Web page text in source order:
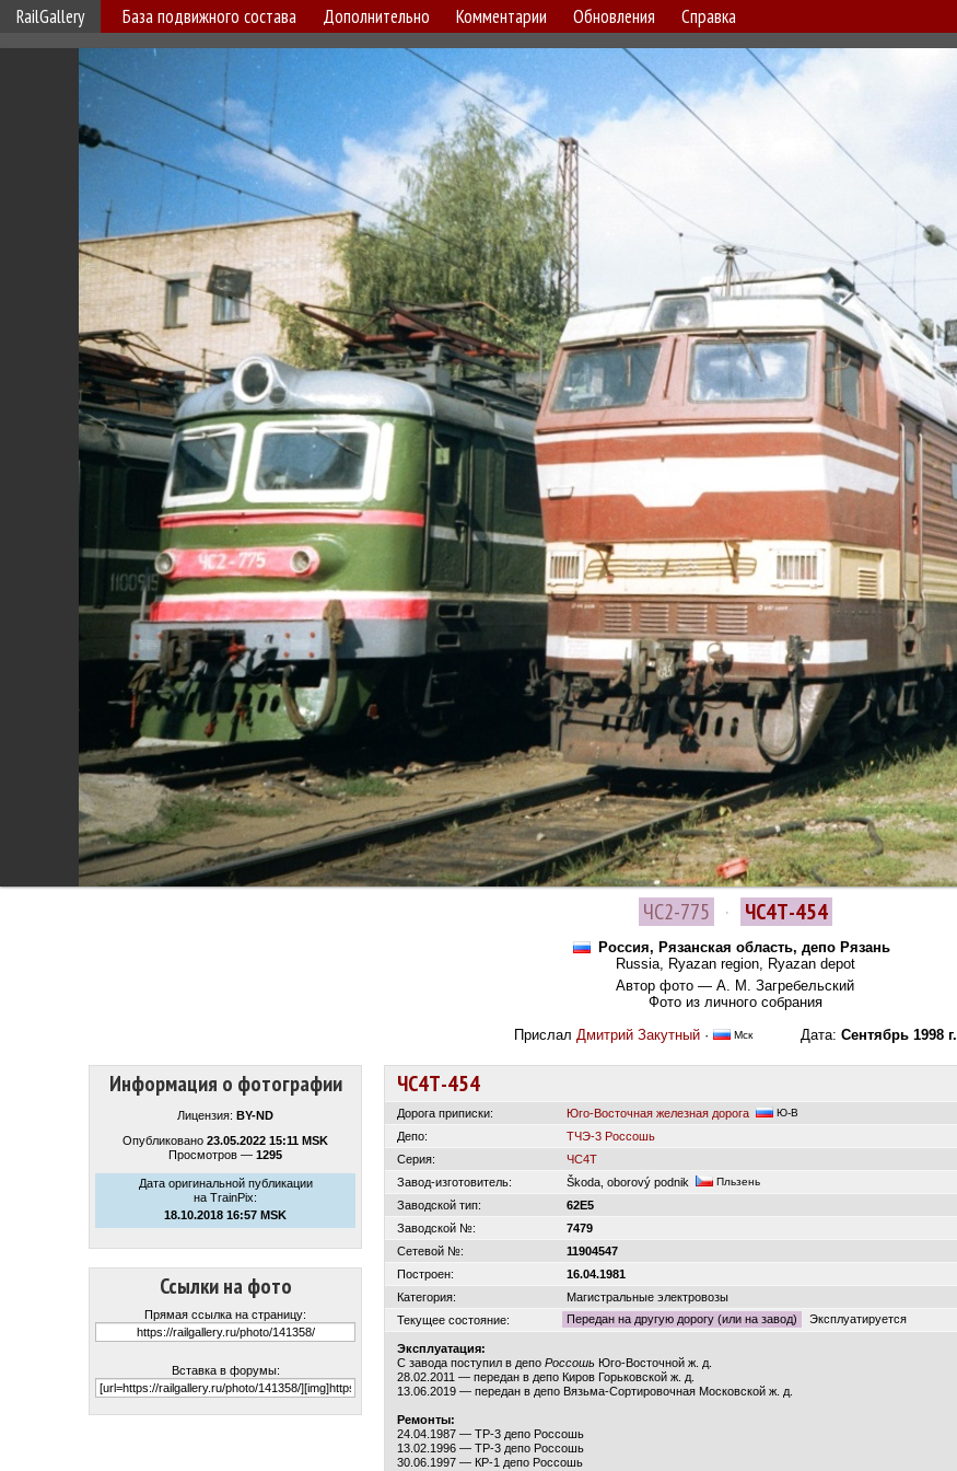
RailGallery База подвижного состава Дополнительно Комментарии Обновления Справка
ЧС2-775 · ЧС4Т-454
Россия, Рязанская область, депо Рязань
Russia, Ryazan region, Ryazan depot
Автор фото — А. М. Загребельский
Фото из личного собрания
Прислал Дмитрий Закутный· МскДата: Сентябрь 1998 г.
Информация о фотографии
Лицензия: BY-ND
Опубликовано 23.05.2022 15:11 MSK
Просмотров — 1295
Дата оригинальной публикации
на TrainPix:
18.10.2018 16:57 MSK
Ссылки на фото
Прямая ссылка на страницу:
Вставка в форумы:
ЧС4Т-454
Дорога приписки: Юго-Восточная железная дорога Ю-В
Депо:
ТЧЭ-3 Россошь
Серия:
ЧС4Т
Завод-изготовитель:
Škoda, oborový podnik Пльзень
Заводской тип:
62E5
Заводской №:
7479
Сетевой №:
11904547
Построен:
16.04.1981
Категория:
Магистральные электровозы
Текущее состояние:
Передан на другую дорогу (или на завод) Эксплуатируется
Эксплуатация:
С завода поступил в депо Россошь Юго-Восточной ж. д.
28.02.2011 — передан в депо Киров Горьковской ж. д.
13.06.2019 — передан в депо Вязьма-Сортировочная Московской ж. д.
Ремонты:
24.04.1987 — ТР-3 депо Россошь
13.02.1996 — ТР-3 депо Россошь
30.06.1997 — КР-1 депо Россошь